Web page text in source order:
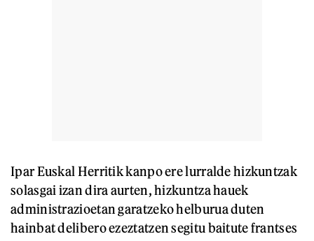
Ipar Euskal Herritik kanpo ere lurralde hizkuntzak
solasgai izan dira aurten, hizkuntza hauek
administrazioetan garatzeko helburua duten
hainbat delibero ezeztatzen segitu baitute frantses